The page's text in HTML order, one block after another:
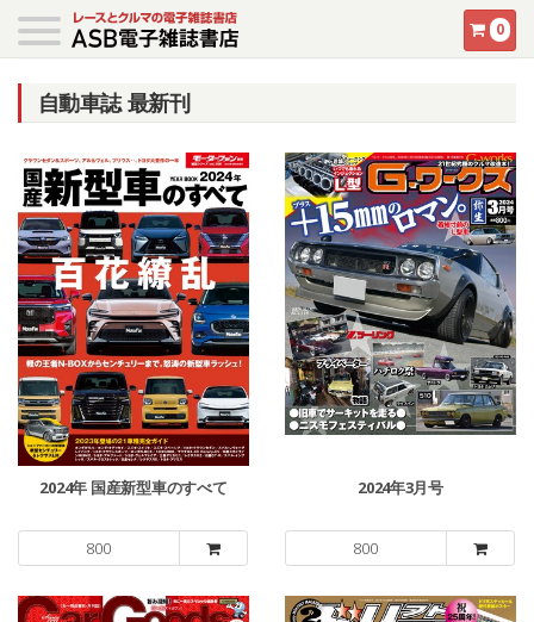
0
自動車誌 最新刊
2024年 国産新型車のすべて
800
2024年3月号
800